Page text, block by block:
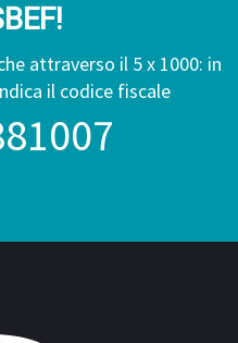
attraverso il 5 x 1000: in
il codice fiscale